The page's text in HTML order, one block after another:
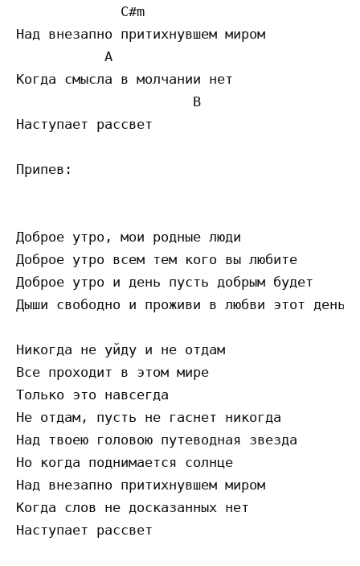
             C#m
Над внезапно притихнувшем миром
           A
Когда смысла в молчании нет
                      B
Наступает рассвет
Припев:
Доброе утро, мои родные люди
Доброе утро всем тем кого вы любите
Доброе утро и день пусть добрым будет
Дыши свободно и проживи в любви этот день
Никогда не уйду и не отдам
Все проходит в этом мире
Только это навсегда
Не отдам, пусть не гаснет никогда
Над твоею головою путеводная звезда
Но когда поднимается солнце
Над внезапно притихнувшем миром
Когда слов не досказанных нет
Наступает рассвет